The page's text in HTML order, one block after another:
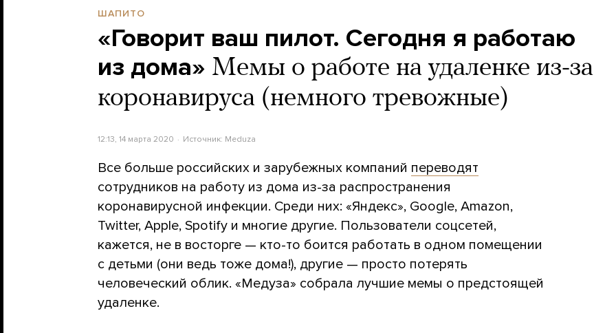
ШАПИТО
«Говорит ваш пилот. Сегодня я работаю
из дома» Мемы о работе на удаленке из-за
коронавируса (немного тревожные)
12:13, 14 марта 2020 Источник: Meduza
Все больше российских и зарубежных компаний переводят
сотрудников на работу из дома из-за распространения
коронавирусной инфекции. Среди них: «Яндекс», Google, Amazon,
Twitter, Apple, Spotify и многие другие. Пользователи соцсетей,
кажется, не в восторге — кто-то боится работать в одном помещении
с детьми (они ведь тоже дома!), другие — просто потерять
человеческий облик. «Медуза» собрала лучшие мемы о предстоящей
удаленке.